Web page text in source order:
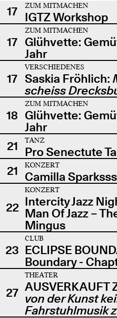
17
ZUM MITMACHEN
IGTZ Workshop
17
ZUM MITMACHEN
Glühvette:
Jahr
17
VERSCHIEDENES
Saskia Fröhlich:
scheiss
18
ZUM MITMACHEN
Glühvette:
Jahr
21
TANZ
Pro Senectute
21
KONZERT
Camilla
22
KONZERT
Intercity Jazz
Man Of Jazz –
Mingus
23
CLUB
ECLIPSE
Boundary -
27
THEATER
AUSVERKAUFT
von der Kunst
Fahrstuhlmusik